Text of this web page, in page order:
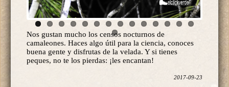
Nos gustan mucho los censos nocturnos de
camaleones. Haces algo útil para la ciencia, conoces
buena gente y disfrutas de la velada. Y si tienes
peques, no te los pierdas: ¡les encantan!